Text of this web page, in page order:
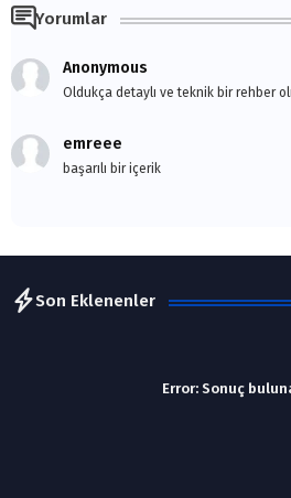
Yorumlar
Anonymous
Oldukça detaylı ve teknik bir rehber
emreee
başarılı bir içerik
Son Eklenenler
Error: Sonuç